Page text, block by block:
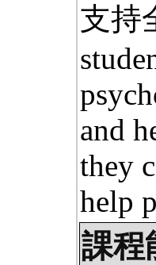
支持
and
they
help
課程